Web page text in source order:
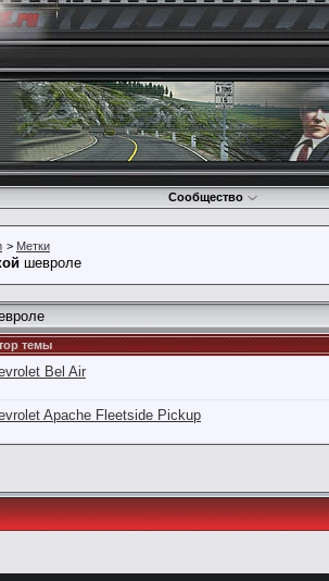
Сообщество
> Метки
шевроле
темы
Bel Air
Apache Fleetside Pickup